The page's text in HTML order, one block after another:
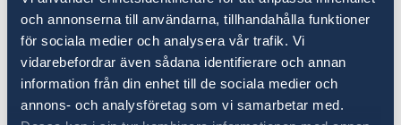
och annonserna till användarna, tillhandahålla funktioner
för sociala medier och analysera vår trafik. Vi
vidarebefordrar även sådana identifierare och annan
information från din enhet till de sociala medier och
annons- och analysföretag som vi samarbetar med.
UD:s reseinformation på
regeringen.se
Ladda ner appen UD Resklar